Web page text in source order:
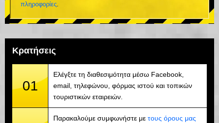
πληροφορίες.
Κρατήσεις
01
Ελέγξτε τη διαθεσιμότητα μέσω Facebook,
email, τηλεφώνου, φόρμας ιστού και τοπικών
τουριστικών εταιρειών.
Παρακαλούμε συμφωνήστε με τους όρους μας